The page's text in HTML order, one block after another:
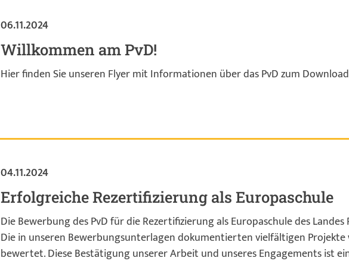
06.11.2024
Willkommen am PvD!
Hier finden Sie unseren Flyer mit Informationen über das PvD zum
04.11.2024
Erfolgreiche Rezertifizierung als Europaschule
Die Bewerbung des PvD für die Rezertifizierung als Europaschule des
Die in unseren Bewerbungsunterlagen dokumentierten vielfältigen
bewertet. Diese Bestätigung unserer Arbeit und unseres Engagements ist